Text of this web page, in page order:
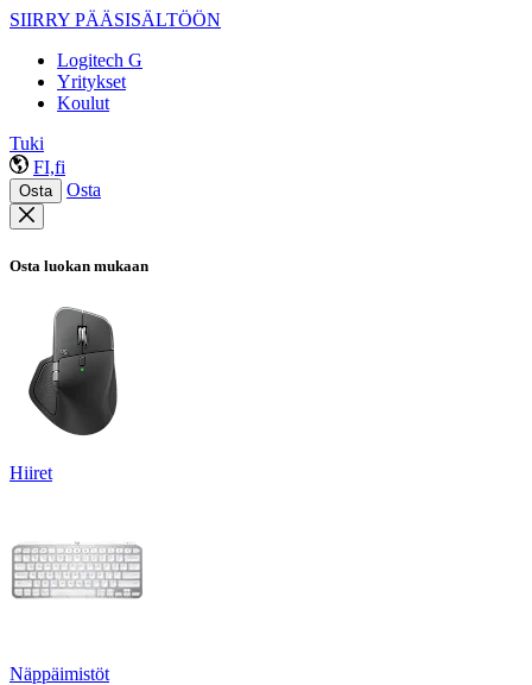
SIIRRY PÄÄSISÄLTÖÖN
Logitech G
Yritykset
Koulut
Tuki
FI,fi
Osta Osta
Osta luokan mukaan
Hiiret
Näppäimistöt